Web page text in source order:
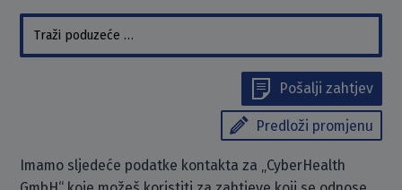
Pošalji zahtjev
Predloži promjenu
Imamo sljedeće podatke kontakta za „CyberHealth